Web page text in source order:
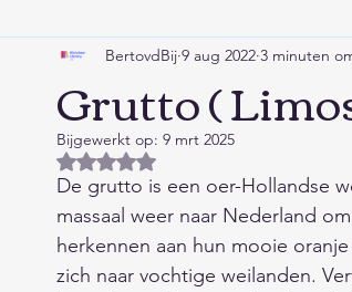
Hobby/Muziek/Sport en Vrije Tijd
Huis/Tuin/Keuken Auto's en
Columns/Opinie/Humor Digitaal/
Grutto (
BertovdBij 9 aug 2022 3 minuten
Bijgewerkt op: 9 mrt 2025
Beoordeeld met NaN uit 5 sterren.
De grutto is een oer-Hollandse
massaal weer naar Nederland
herkennen aan hun mooie
zich naar vochtige weilanden.